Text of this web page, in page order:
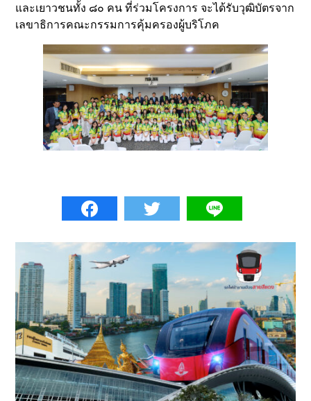
และเยาวชนทั้ง ๘๐ คน ที่ร่วมโครงการ จะได้รับวุฒิบัตรจาก
เลขาธิการคณะกรรมการคุ้มครองผู้บริโภค